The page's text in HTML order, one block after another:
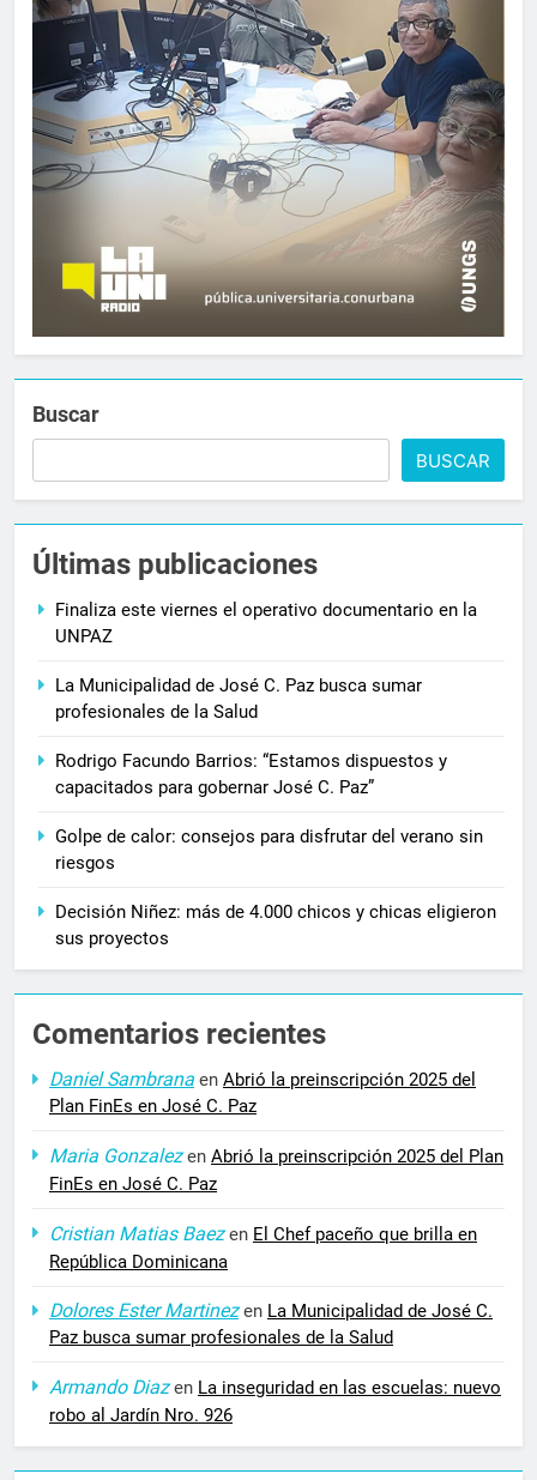
Buscar
BUSCAR
Últimas publicaciones
Finaliza este viernes el operativo documentario en la
UNPAZ
La Municipalidad de José C. Paz busca sumar
profesionales de la Salud
Rodrigo Facundo Barrios: “Estamos dispuestos y
capacitados para gobernar José C. Paz”
Golpe de calor: consejos para disfrutar del verano sin
riesgos
Decisión Niñez: más de 4.000 chicos y chicas eligieron
sus proyectos
Comentarios recientes
Daniel Sambrana en Abrió la preinscripción 2025 del
Plan FinEs en José C. Paz
Maria Gonzalezen Abrió la preinscripción 2025 del Plan
FinEs en José C. Paz
Cristian Matias Baezen El Chef paceño que brilla en
República Dominicana
Dolores Ester Martinezen La Municipalidad de José C.
Paz busca sumar profesionales de la Salud
Armando Diazen La inseguridad en las escuelas: nuevo
robo al Jardín Nro. 926